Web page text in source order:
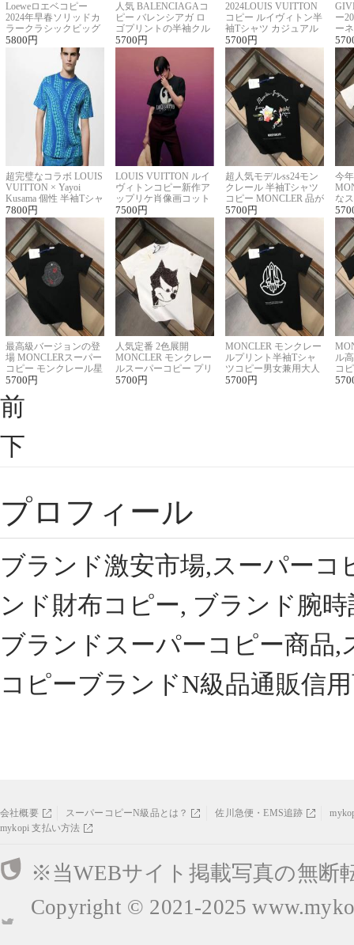
Loeweロエベコピー
2024年早春ソリッドカ
ラークラシックビッグ
ロゴ刺繍Tシャツ
5800 円
人気 BALENCIAGAコ
ピー バレンシアガ ロ
ゴプリントの半袖クル
ーネックTシャツ
5700 円
2024LOUIS VUITTON
コピー ルイヴィトン半
袖Tシャツ カジュアル
に馴染む 2色展開
5700 円
ー
ー
ー
超完璧なコラボ LOUIS
VUITTON × Yayoi
Kusama 個性 半袖Tシャ
ツコピー男女兼用
7800 円
LOUIS VUITTON ルイ
ヴィトンコピー新作ア
ップリケ肖像画コット
ンニット半袖Tシャツ
7500 円
超人気モデルss24モン
クレール 半袖Tシャツ
コピー MONCLER 品が
良く見た目
5700 円
今
な
ル
最高級バージョンの登
場 MONCLERスーパー
コピー モンクレール星
座半袖Tシャツ
5700 円
人気定番 2色展開
MONCLER モンクレー
ルスーパーコピー プリ
ント半袖Tシャツ
5700 円
MONCLER モンクレー
ルプリント半袖Tシャ
ツコピー男女兼用大人
可愛い春夏コーデ
5700 円
ル
コ
ィ
前
下
プロフィール
ブランド激安市場,スーパー
ンド財布コピー, ブランド腕
ブランドスーパーコピー商品
コピーブランドN級品通販信
会社概要 スーパーコピーN級品とは？ 佐川急便・EMS追跡
mykopi 支払い方法
※当WEBサイト掲載写真の無断
Copyright © 2021-2025